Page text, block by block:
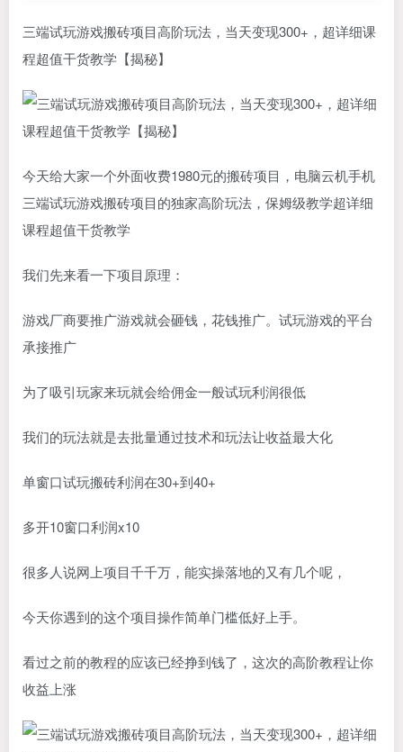
三端试玩游戏搬砖项目高阶玩法，当天变现300+，超详细课
程超值干货教学【揭秘】
今天给大家一个外面收费1980元的搬砖项目，电脑云机手机
三端试玩游戏搬砖项目的独家高阶玩法，保姆级教学超详细
课程超值干货教学
我们先来看一下项目原理：
游戏厂商要推广游戏就会砸钱，花钱推广。试玩游戏的平台
承接推广
为了吸引玩家来玩就会给佣金一般试玩利润很低
我们的玩法就是去批量通过技术和玩法让收益最大化
单窗口试玩搬砖利润在30+到40+
多开10窗口利润x10
很多人说网上项目千千万，能实操落地的又有几个呢，
今天你遇到的这个项目操作简单门槛低好上手。
看过之前的教程的应该已经挣到钱了，这次的高阶教程让你
收益上涨